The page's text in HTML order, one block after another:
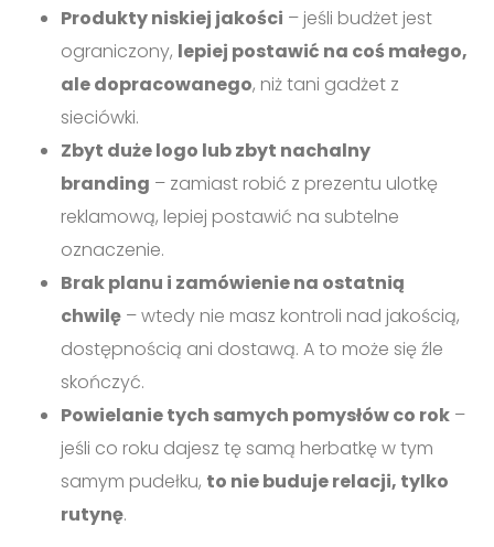
Produkty niskiej jakości – jeśli budżet jest
ograniczony, lepiej postawić na coś małego,
ale dopracowanego, niż tani gadżet z
sieciówki.
Zbyt duże logo lub zbyt nachalny
branding – zamiast robić z prezentu ulotkę
reklamową, lepiej postawić na subtelne
oznaczenie.
Brak planu i zamówienie na ostatnią
chwilę – wtedy nie masz kontroli nad jakością,
dostępnością ani dostawą. A to może się źle
skończyć.
Powielanie tych samych pomysłów co rok –
jeśli co roku dajesz tę samą herbatkę w tym
samym pudełku, to nie buduje relacji, tylko
rutynę.